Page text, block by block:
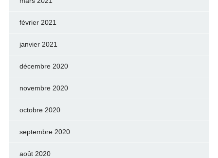
février 2021
janvier 2021
décembre 2020
novembre 2020
octobre 2020
septembre 2020
août 2020